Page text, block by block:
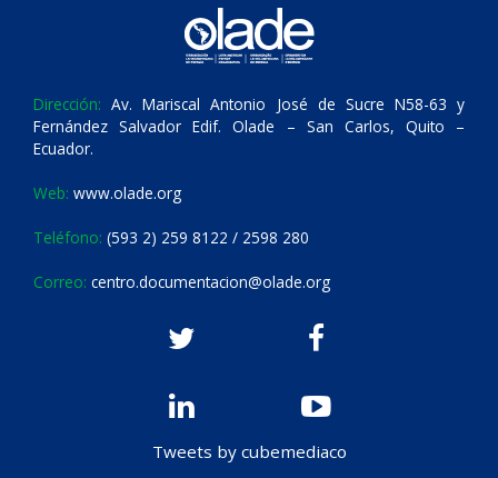
Dirección: Av. Mariscal Antonio José de Sucre N58-63 y
Fernández Salvador Edif. Olade – San Carlos, Quito –
Ecuador.
Web: www.olade.org
Teléfono: (593 2) 259 8122 / 2598 280
Correo: centro.documentacion@olade.org
Tweets by cubemediaco